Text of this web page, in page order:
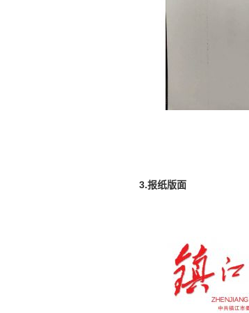
3.报纸版面